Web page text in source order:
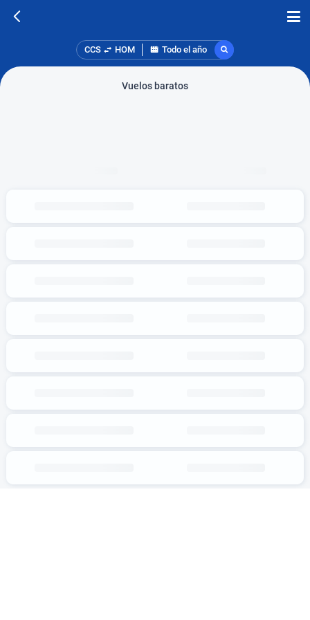
CCS HOM Todo el año
Vuelos baratos